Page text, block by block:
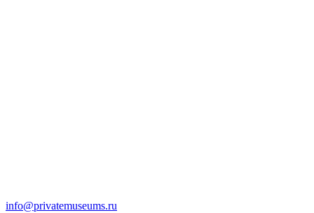
info@privatemuseums.ru